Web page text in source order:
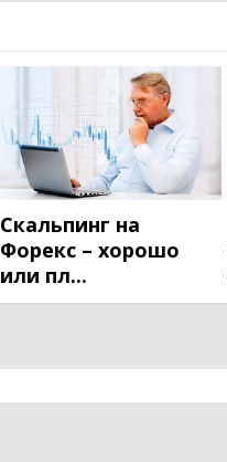
Скальпинг на
Форекс – хорошо
или пл...